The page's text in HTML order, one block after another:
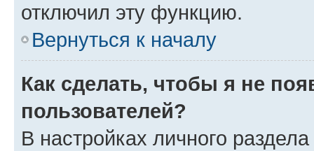
отключил эту функцию.
Вернуться к началу
Как сделать, чтобы я не
пользователей?
В настройках личного